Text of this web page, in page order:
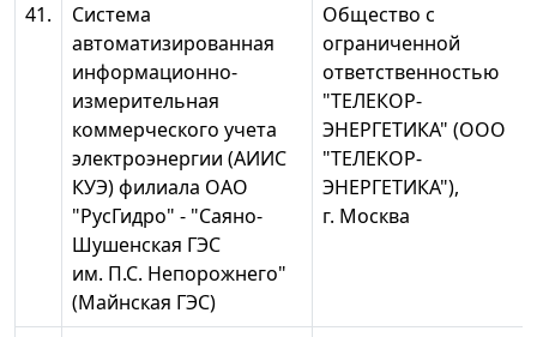
41.
Система
автоматизированная
информационно-
измерительная
коммерческого учета
электроэнергии (АИИС
КУЭ) филиала ОАО
"РусГидро" - "Саяно-
Шушенская ГЭС
им. П.С. Непорожнего"
(Майнская ГЭС)
Общество с
ограниченной
ответственностью
"ТЕЛЕКОР-
ЭНЕРГЕТИКА" (ООО
"ТЕЛЕКОР-
ЭНЕРГЕТИКА"),
г. Москва